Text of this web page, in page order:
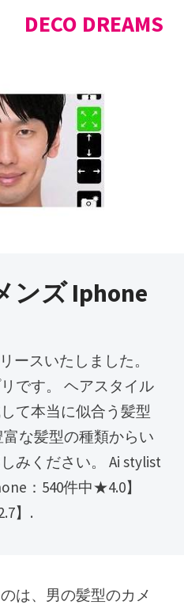
DECO DREAMS
ンズ Iphone
です。 ヘアスタイル
て本当に似合う髪型
な髪型の種類からい
みください。 Ai stylist
：540件中★4.0】
】.